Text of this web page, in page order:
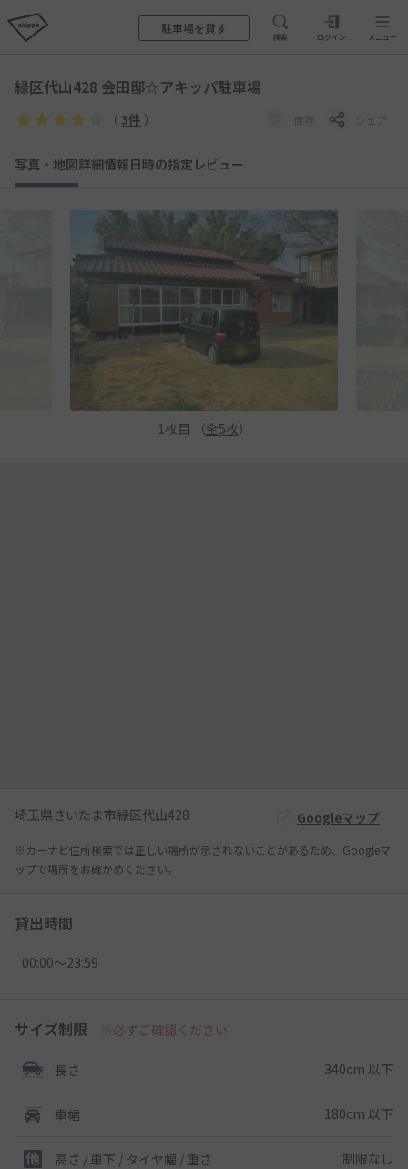
駐車場を貸す
検索 ログイン メニュー
緑区代山428 会田邸☆アキッパ駐車場
（ 3件 ） 保存 シェア
写真・地図詳細情報日時の指定 レビュー
1 枚目 （全5枚）
埼玉県さいたま市緑区代山428 Googleマップ
※カーナビ住所検索では正しい場所が示されないことがあるため、Googleマ
ップで場所をお確かめください。
貸出時間
00:00〜23:59
サイズ制限 ※必ずご確認ください
長さ 340cm 以下
車幅 180cm 以下
高さ / 車下 / タイヤ幅 / 重さ 制限なし